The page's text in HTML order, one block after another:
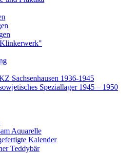
Sachsenhausen 1936-1945
Speziallager 1945 – 1950
Aquarelle
Kalender
Teddybär